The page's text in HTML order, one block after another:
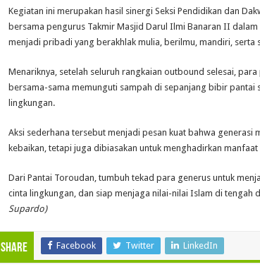
Kegiatan ini merupakan hasil sinergi Seksi Pendidikan dan
bersama pengurus Takmir Masjid Darul Ilmi Banaran II
menjadi pribadi yang berakhlak mulia, berilmu, mandiri, serta
Menariknya, setelah seluruh rangkaian outbound selesai,
bersama-sama memunguti sampah di sepanjang bibir
lingkungan.
Aksi sederhana tersebut menjadi pesan kuat bahwa generasi
kebaikan, tetapi juga dibiasakan untuk menghadirkan
Dari Pantai Toroudan, tumbuh tekad para generus untuk
cinta lingkungan, dan siap menjaga nilai-nilai Islam di tengah
Supardo)
Share Facebook Twitter LinkedIn